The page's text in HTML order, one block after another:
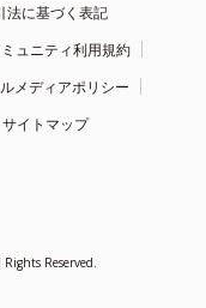
法に基づく表記
ュニティ利用規約
メディアポリシー
サイトマップ
Reserved.